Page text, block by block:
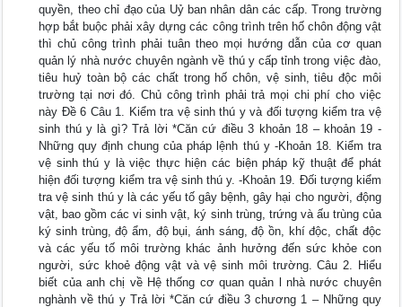
quyền, theo chỉ đạo của Uỷ ban nhân dân các cấp. Trong trường
hợp bắt buộc phải xây dựng các công trình trên hố chôn động vật
thì chủ công trình phải tuân theo mọi hướng dẫn của cơ quan
quản lý nhà nước chuyên ngành về thú y cấp tỉnh trong việc đào,
tiêu huỷ toàn bộ các chất trong hố chôn, vệ sinh, tiêu độc môi
trường tại nơi đó. Chủ công trình phải trả mọi chi phí cho việc
này Đề 6 Câu 1. Kiểm tra vệ sinh thú y và đối tượng kiểm tra vệ
sinh thú y là gì? Trả lời *Căn cứ điều 3 khoản 18 – khoản 19 -
Những quy định chung của pháp lệnh thú y -Khoản 18. Kiểm tra
vệ sinh thú y là việc thực hiện các biện pháp kỹ thuật để phát
hiện đối tượng kiểm tra vệ sinh thú y. -Khoản 19. Đối tượng kiểm
tra vệ sinh thú y là các yếu tố gây bệnh, gây hại cho người, động
vật, bao gồm các vi sinh vật, ký sinh trùng, trứng và ấu trùng của
ký sinh trùng, độ ẩm, độ bụi, ánh sáng, độ ồn, khí độc, chất độc
và các yếu tố môi trường khác ảnh hưởng đến sức khỏe con
người, sức khoẻ động vật và vệ sinh môi trường. Câu 2. Hiểu
biết của anh chị về Hệ thống cơ quan quản l nhà nước chuyên
nghành về thú y Trả lời *Căn cứ điều 3 chương 1 – Những quy